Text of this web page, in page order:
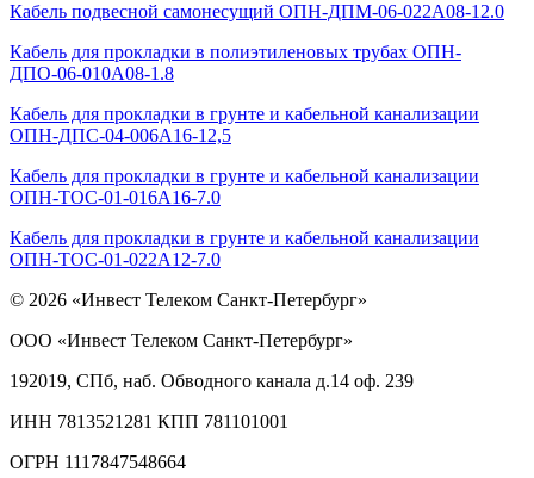
Кабель подвесной самонесущий ОПН-ДПМ-06-022А08-12.0
Кабель для прокладки в полиэтиленовых трубах ОПН-
ДПО-06-010А08-1.8
Кабель для прокладки в грунте и кабельной канализации
ОПН-ДПС-04-006А16-12,5
Кабель для прокладки в грунте и кабельной канализации
ОПН-ТОС-01-016А16-7.0
Кабель для прокладки в грунте и кабельной канализации
ОПН-ТОС-01-022А12-7.0
© 2026 «Инвест Телеком Санкт-Петербург»
ООО «Инвест Телеком Санкт-Петербург»
192019, СПб, наб. Обводного канала д.14 оф. 239
ИНН 7813521281 КПП 781101001
ОГРН 1117847548664